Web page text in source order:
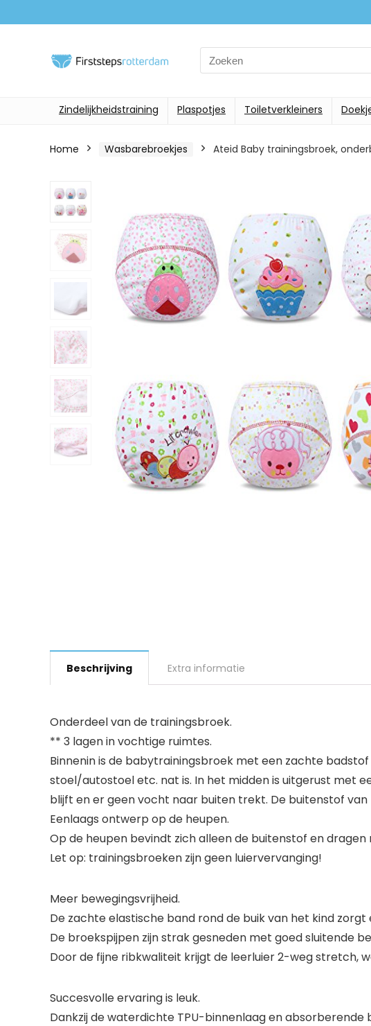
Search
for:
Zindelijkheidstraining Plaspotjes Toiletverkleiners
Home Wasbarebroekjes Ateid Baby trainingsbroek,
Beschrijving Extra informatie
Onderdeel van de trainingsbroek.
** 3 lagen in vochtige ruimtes.
Binnenin is de babytrainingsbroek met een zachte
stoel/autostoel etc. nat is. In het midden is uitgerust met
blijft en er geen vocht naar buiten trekt. De buitenstof
Eenlaags ontwerp op de heupen.
Op de heupen bevindt zich alleen de buitenstof en
Let op: trainingsbroeken zijn geen luiervervanging!
Meer bewegingsvrijheid.
De zachte elastische band rond de buik van het kind
De broekspijpen zijn strak gesneden met goed sluitende
Door de fijne ribkwaliteit krijgt de leerluier 2-weg stretch,
Succesvolle ervaring is leuk.
Dankzij de waterdichte TPU-binnenlaag en